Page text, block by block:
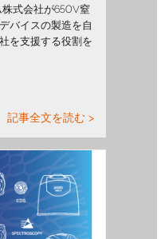
式会社が650V窒
バイスの製造を自
を支援する役割を
記事全文を読む >